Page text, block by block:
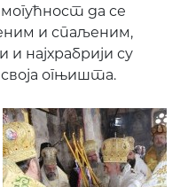
да се
и спаљеним,
најхрабрији су
огњишта.